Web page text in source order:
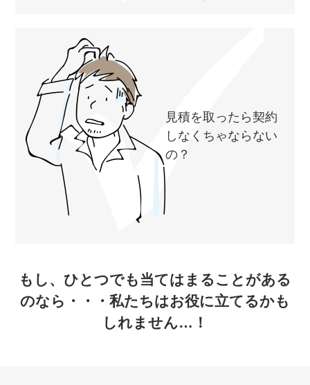
見積を取ったら契約
しなくちゃならない
の？
もし、ひとつでも当てはまることがある
のなら・・・私たちはお役に立てるかも
しれません…！